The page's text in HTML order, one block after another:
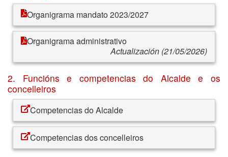
Organigrama mandato 2023/2027
Organigrama administrativo
Actualización (21/05/2026)
2. Funcións e competencias do Alcalde e os
concelleiros
Competencias do Alcalde
Competencias dos concelleiros